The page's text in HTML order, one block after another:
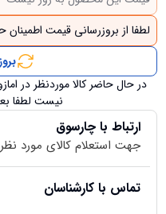
لطفا از بروزرسانی قیمت اطمینان
در حال حاضر کالا موردنظر در
نیست لطفا
ارتباط با چارسوق
جهت استعلام کالای مورد
تماس با کارشناسان